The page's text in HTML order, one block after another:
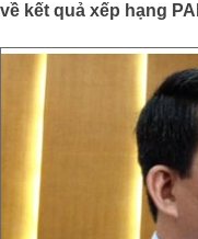
kết quả xếp hạng